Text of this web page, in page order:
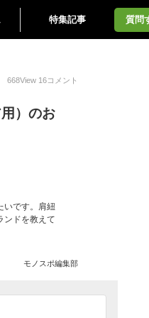
特集記事 質問
668View 16コメント
）のお
いです。肩紐
ンドを教えて
モノスポ編集部